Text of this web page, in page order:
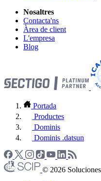
Nosaltres
Contacta'ns
Àrea de client
L'empresa
Blog
Portada
Productes
Dominis
Dominis .datsun
© 2026